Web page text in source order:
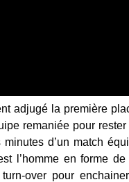
adjugé la première
remaniée pour rester
d’un match
l’homme en forme de
over pour